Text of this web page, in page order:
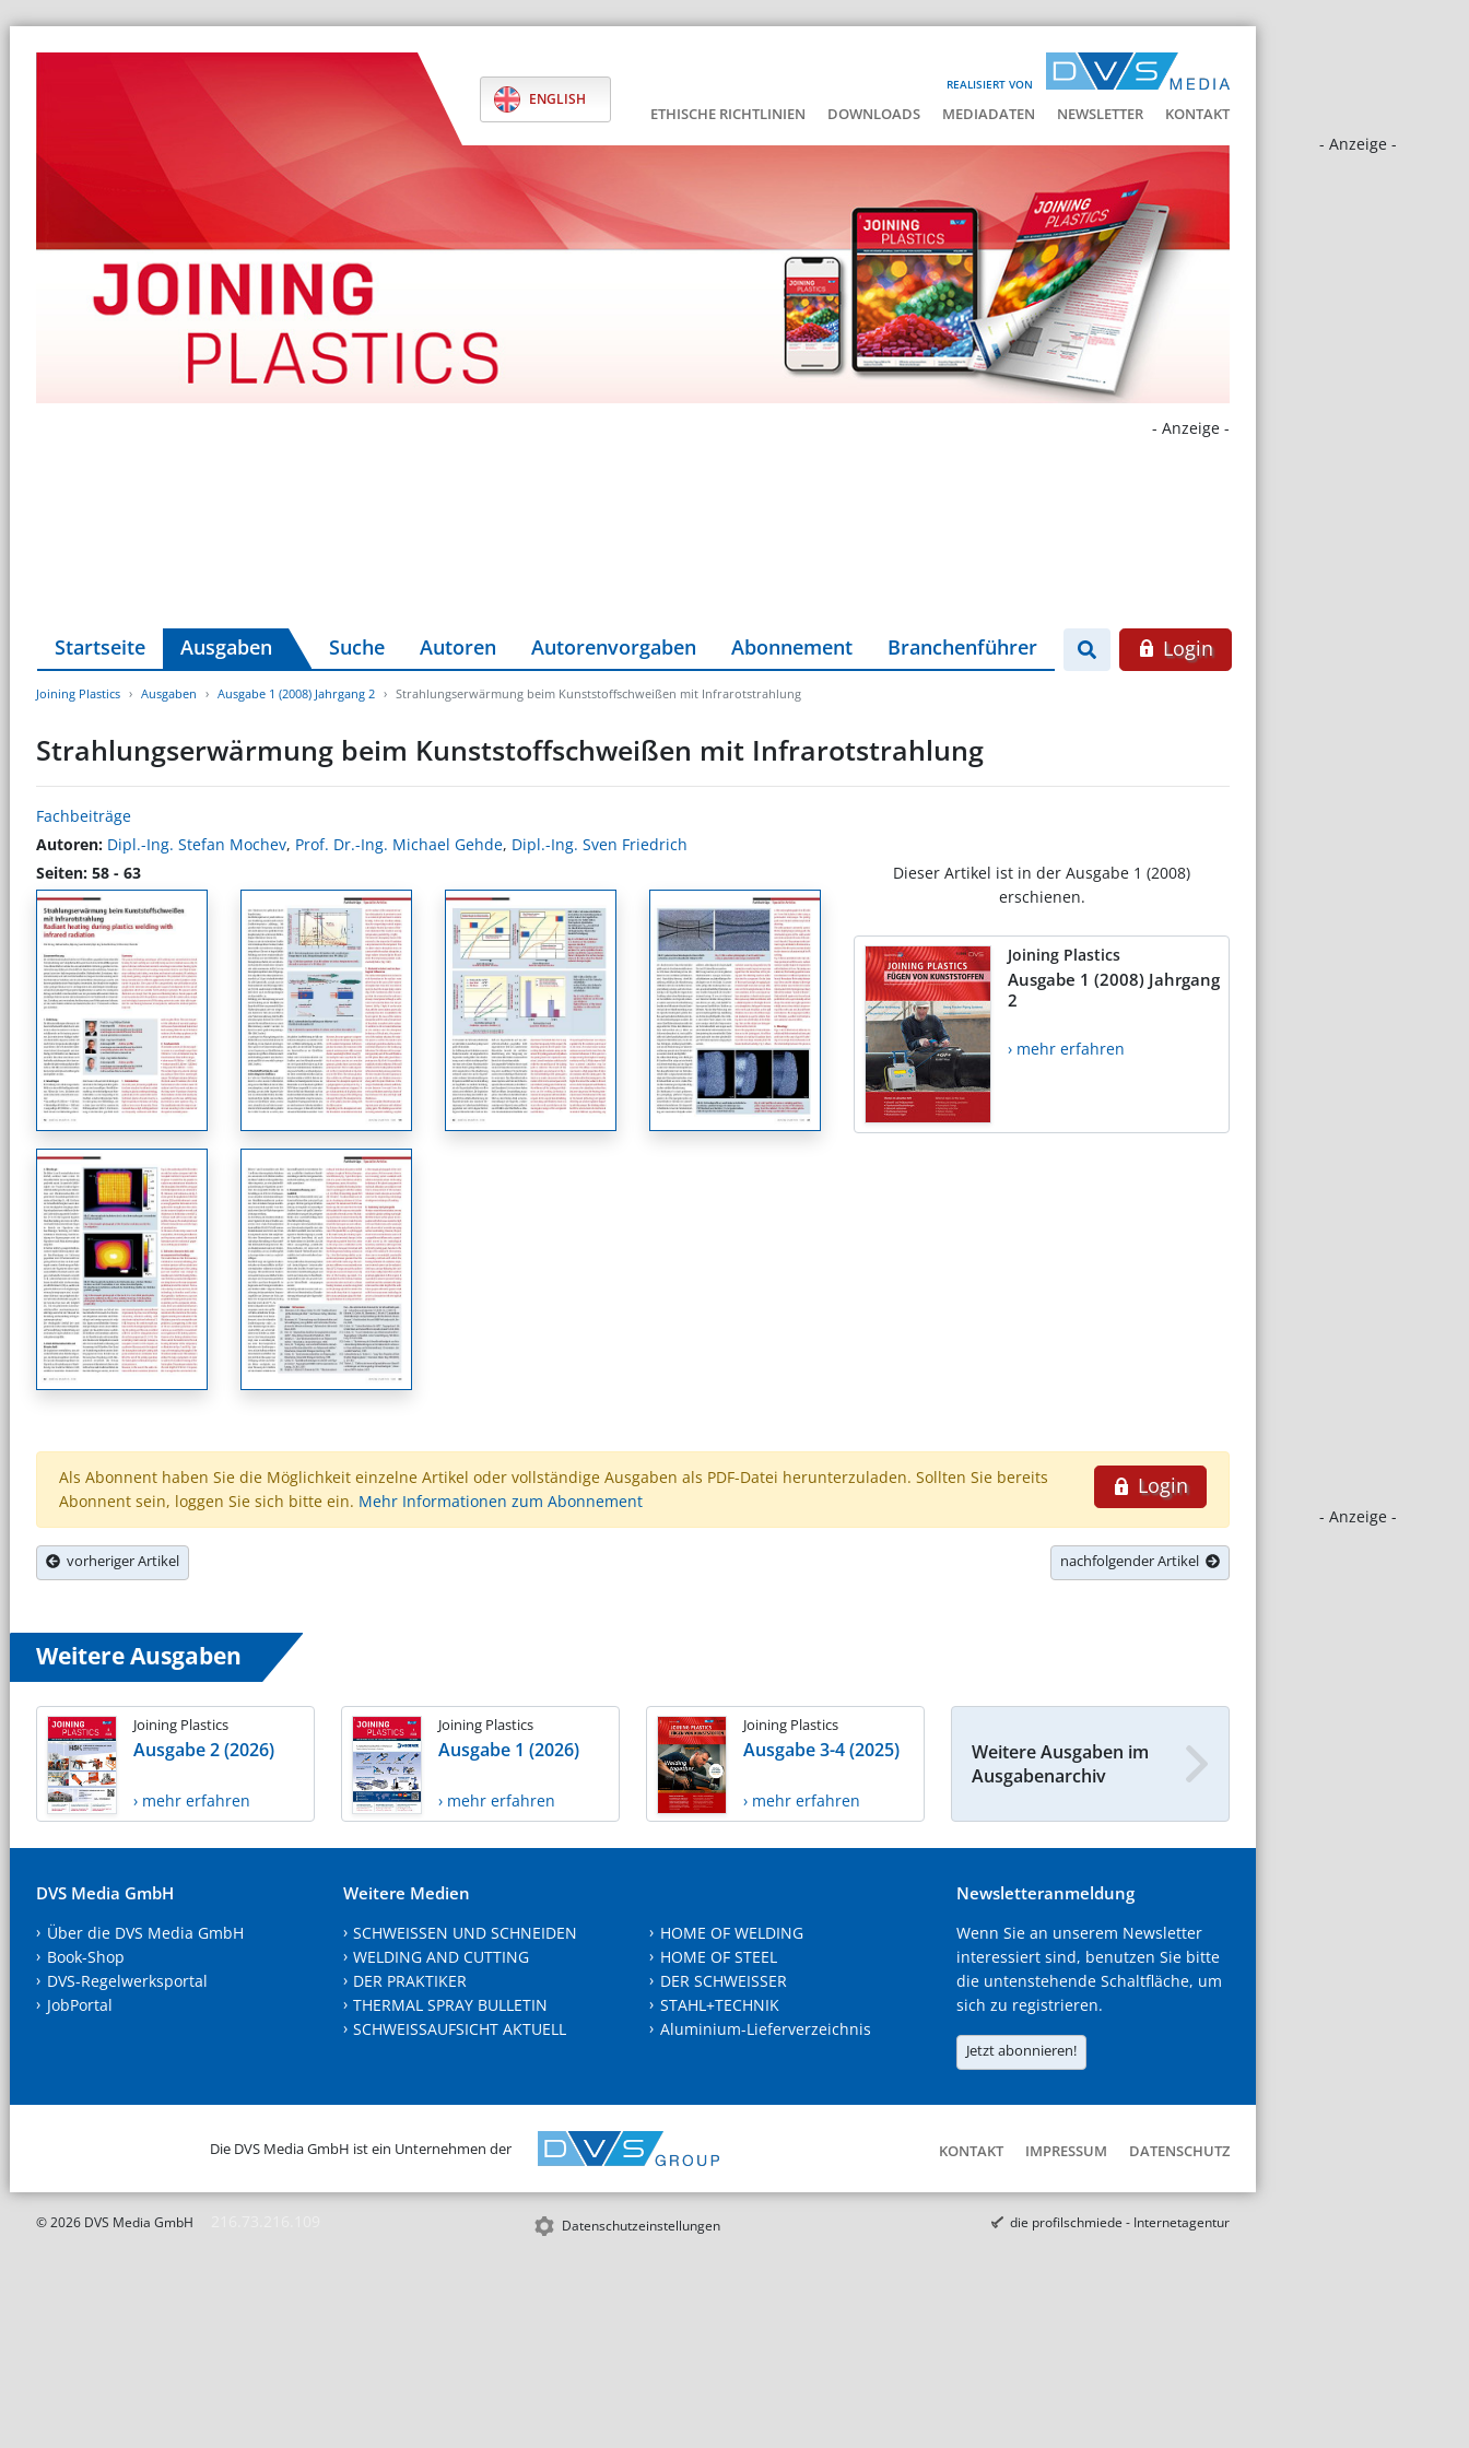
REALISIERT VON
ENGLISH
ETHISCHE RICHTLINIEN DOWNLOADS MEDIADATEN NEWSLETTER KONTAKT
- Anzeige -
- Anzeige -
- Anzeige -
Startseite Ausgaben Suche Autoren Autorenvorgaben Abonnement Branchenführer Login
Joining Plastics Ausgaben Ausgabe 1 (2008) Jahrgang 2 Strahlungserwärmung beim Kunststoffschweißen mit Infrarotstrahlung
Strahlungserwärmung beim Kunststoffschweißen mit Infrarotstrahlung
Fachbeiträge
Autoren: Dipl.-Ing. Stefan Mochev, Prof. Dr.-Ing. Michael Gehde, Dipl.-Ing. Sven Friedrich
Seiten: 58 - 63
Dieser Artikel ist in der Ausgabe 1 (2008)
erschienen.
Joining Plastics
Ausgabe 1 (2008) Jahrgang
2
› mehr erfahren
Login
Als Abonnent haben Sie die Möglichkeit einzelne Artikel oder vollständige Ausgaben als PDF-Datei herunterzuladen. Sollten Sie bereits
Abonnent sein, loggen Sie sich bitte ein. Mehr Informationen zum Abonnement
vorheriger Artikel nachfolgender Artikel
Weitere Ausgaben
Joining Plastics
Ausgabe 2 (2026)
› mehr erfahren
Joining Plastics
Ausgabe 1 (2026)
› mehr erfahren
Joining Plastics
Ausgabe 3-4 (2025)
› mehr erfahren
Weitere Ausgaben im
Ausgabenarchiv
DVS Media GmbH
Über die DVS Media GmbH
Book-Shop
DVS-Regelwerksportal
JobPortal
Weitere Medien
SCHWEISSEN UND SCHNEIDEN
WELDING AND CUTTING
DER PRAKTIKER
THERMAL SPRAY BULLETIN
SCHWEISSAUFSICHT AKTUELL
HOME OF WELDING
HOME OF STEEL
DER SCHWEISSER
STAHL+TECHNIK
Aluminium-Lieferverzeichnis
Newsletteranmeldung
Wenn Sie an unserem Newsletter
interessiert sind, benutzen Sie bitte
die untenstehende Schaltfläche, um
sich zu registrieren.
Jetzt abonnieren!
Die DVS Media GmbH ist ein Unternehmen der KONTAKT IMPRESSUM DATENSCHUTZ
© 2026 DVS Media GmbH Datenschutzeinstellungen die profilschmiede - Internetagentur